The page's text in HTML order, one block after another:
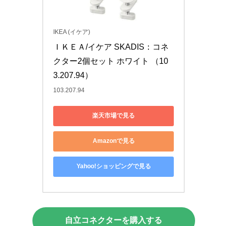
IKEA (イケア)
ＩＫＥＡ/イケア SKADIS：コネ
クター2個セット ホワイト （10
3.207.94）
103.207.94
楽天市場で見る
Amazonで見る
Yahoo!ショッピングで見る
自立コネクターを購入する